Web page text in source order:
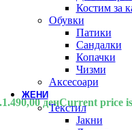
Костим за
Обувки
Патики
Сандалки
Копачки
Чизми
Аксесоари
ЖЕНИ
Текстил
Јакни
1.490,00денCurrent price